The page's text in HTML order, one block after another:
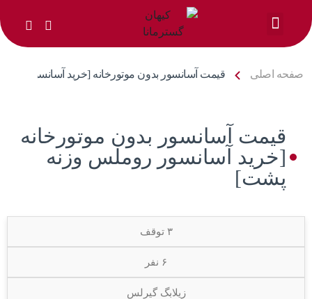
صفحه اصلی قیمت آسانسور بدون موتورخانه [خرید آسانسور
قیمت آسانسور بدون موتورخانه
[خرید آسانسور روملس وزنه
پشت]
۳ توقف
۶ نفر
زیلابگ گیرلس